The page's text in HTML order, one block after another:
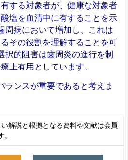
する対象者が、健康な対象者
塩を血清中に有することを示
周病において増加し、これは
その役割を理解することを可
択的阻害は歯周炎の進行を制
上有用としています。
ランスが重要であると考えま
解説と根拠となる資料や文献は会員